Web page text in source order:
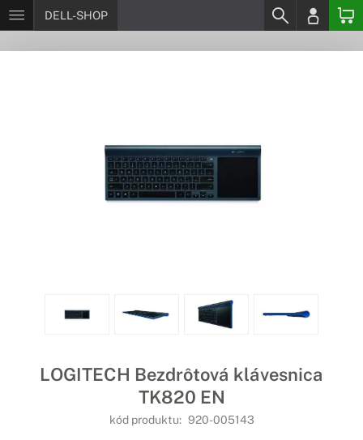
DELL-SHOP
LOGITECH Bezdrôtová klávesnica
TK820 EN
kód produktu: 920-005143